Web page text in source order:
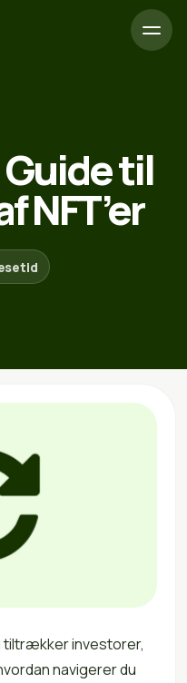
Guide til
NFT’er
tiltrækker investorer,
navigerer du